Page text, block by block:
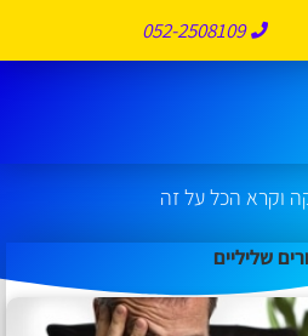
052-2508109
איזכורים שליליים
וקרא הכל על זה
שליליים